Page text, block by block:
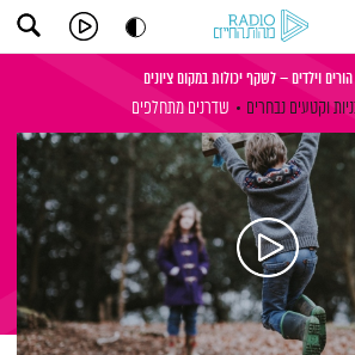
וילדים – לשקף יכולות במקום ציונים
וקטעים נבחרים שדרנים מתחלפים